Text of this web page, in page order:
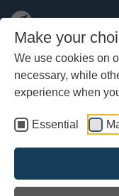
Make your
We use cookies on
necessary, while
experience when
Essential
Aller
principal